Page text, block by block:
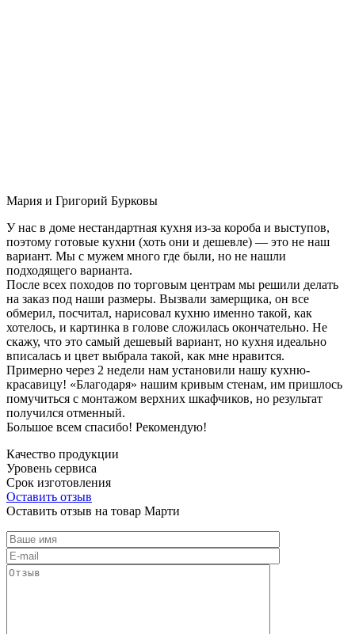
Мария и Григорий Бурковы
У нас в доме нестандартная кухня из-за короба и выступов,
поэтому готовые кухни (хоть они и дешевле) — это не наш
вариант. Мы с мужем много где были, но не нашли
подходящего варианта.
После всех походов по торговым центрам мы решили делать
на заказ под наши размеры. Вызвали замерщика, он все
обмерил, посчитал, нарисовал кухню именно такой, как
хотелось, и картинка в голове сложилась окончательно. Не
скажу, что это самый дешевый вариант, но кухня идеально
вписалась и цвет выбрала такой, как мне нравится.
Примерно через 2 недели нам установили нашу кухню-
красавицу! «Благодаря» нашим кривым стенам, им пришлось
помучиться с монтажом верхних шкафчиков, но результат
получился отменный.
Большое всем спасибо! Рекомендую!
Качество продукции
Уровень сервиса
Срок изготовления
Оставить отзыв
Оставить отзыв на товар Марти